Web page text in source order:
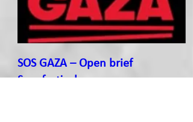
SOS GAZA – Open brief
Songfestival